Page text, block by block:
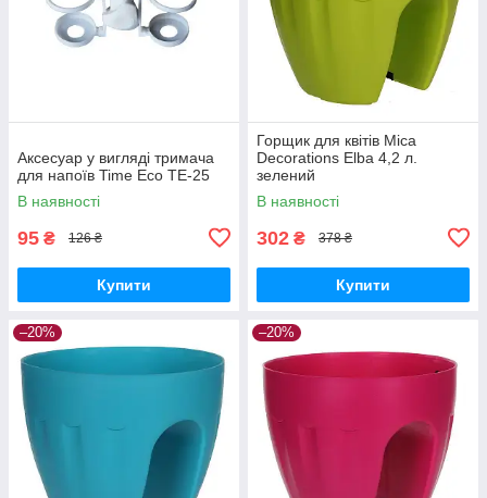
Аксесуар у вигляді тримача
для напоїв Time Eco TE-25
В наявності
95 ₴ 126 ₴
Купити
Горщик для квітів Mica
Decorations Elba 4,2 л.
зелений
В наявності
302 ₴ 378 ₴
Купити
–20% –20%